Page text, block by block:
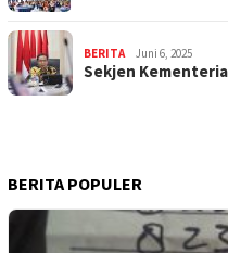
BERITA Juni 6, 2025
Sekjen
BERITA POPULER